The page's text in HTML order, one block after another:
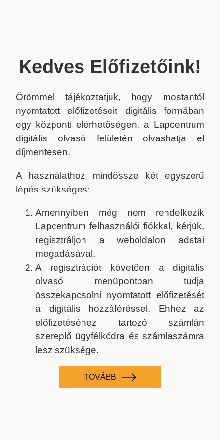
Kedves Előfizetőink!
Örömmel tájékoztatjuk, hogy mostantól
nyomtatott előfizetéseit digitális formában
egy központi elérhetőségen, a Lapcentrum
digitális olvasó felületén olvashatja el
díjmentesen.
A használathoz mindössze két egyszerű
lépés szükséges:
Amennyiben még nem rendelkezik
Lapcentrum felhasználói fiókkal, kérjük,
regisztráljon a weboldalon adatai
megadásával.
A regisztrációt követően a digitális
olvasó menüpontban tudja
összekapcsolni nyomtatott előfizetését
a digitális hozzáféréssel. Ehhez az
előfizetéséhez tartozó számlán
szereplő ügyfélkódra és számlaszámra
lesz szüksége.
TOVÁBB